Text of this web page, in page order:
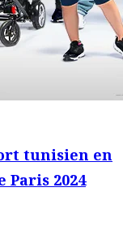
tunisien en
Paris 2024